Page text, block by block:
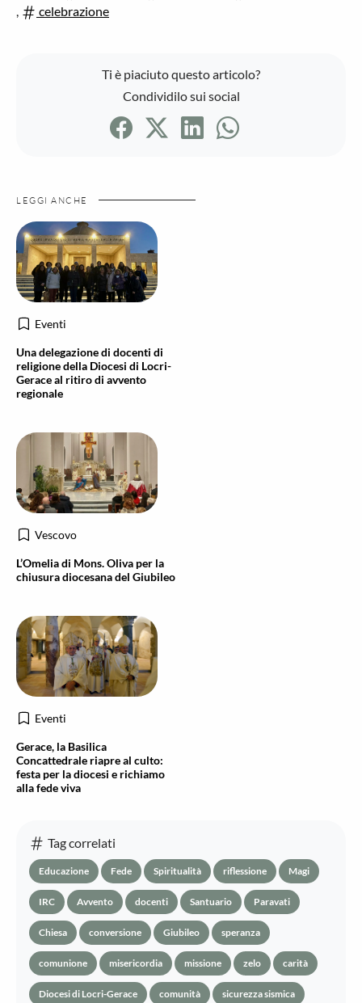
,
celebrazione
Ti è piaciuto questo articolo?
Condividilo sui social
LEGGI ANCHE
Eventi
Una delegazione di docenti di
religione della Diocesi di Locri-
Gerace al ritiro di avvento
regionale
Vescovo
L’Omelia di Mons. Oliva per la
chiusura diocesana del Giubileo
Eventi
Gerace, la Basilica
Concattedrale riapre al culto:
festa per la diocesi e richiamo
alla fede viva
Tag correlati
Educazione Fede Spiritualità riflessione Magi
IRC Avvento docenti Santuario Paravati
Chiesa conversione Giubileo speranza
comunione misericordia missione zelo carità
Diocesi di Locri-Gerace comunità sicurezza sismica